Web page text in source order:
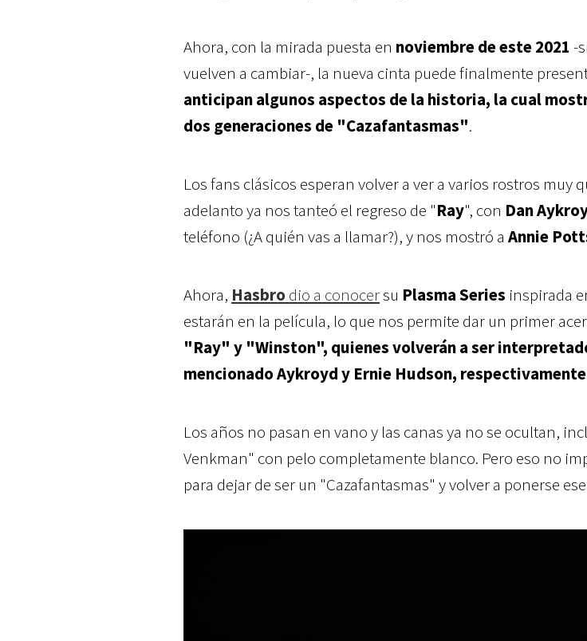
Ahora, con la mirada puesta en noviembre de este 2021 -
vuelven a cambiar-, la nueva cinta puede finalmente
anticipan algunos aspectos de la historia, la cual
dos generaciones de "Cazafantasmas".
Los fans clásicos esperan volver a ver a varios rostros muy
adelanto ya nos tanteó el regreso de "Ray", con Dan
teléfono (¿A quién vas a llamar?), y nos mostró a Annie
Ahora, Hasbrodio a conocersu Plasma Series inspirada
estarán en la película, lo que nos permite dar un primer
"Ray" y "Winston", quienes volverán a ser
mencionado Aykroyd y Ernie Hudson,
Los años no pasan en vano y las canas ya no se ocultan,
Venkman" con pelo completamente blanco. Pero eso no
para dejar de ser un "Cazafantasmas" y volver a ponerse